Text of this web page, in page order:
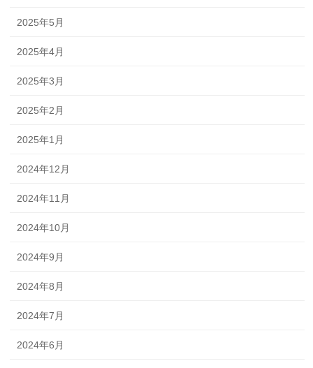
2025年5月
2025年4月
2025年3月
2025年2月
2025年1月
2024年12月
2024年11月
2024年10月
2024年9月
2024年8月
2024年7月
2024年6月